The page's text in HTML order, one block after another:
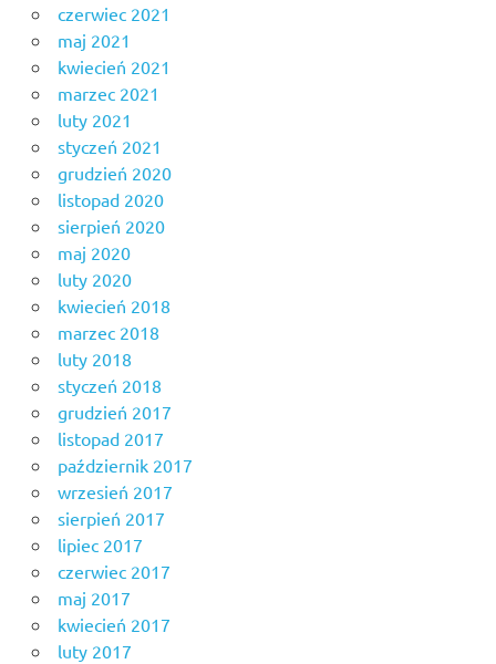
czerwiec 2021
maj 2021
kwiecień 2021
marzec 2021
luty 2021
styczeń 2021
grudzień 2020
listopad 2020
sierpień 2020
maj 2020
luty 2020
kwiecień 2018
marzec 2018
luty 2018
styczeń 2018
grudzień 2017
listopad 2017
październik 2017
wrzesień 2017
sierpień 2017
lipiec 2017
czerwiec 2017
maj 2017
kwiecień 2017
luty 2017